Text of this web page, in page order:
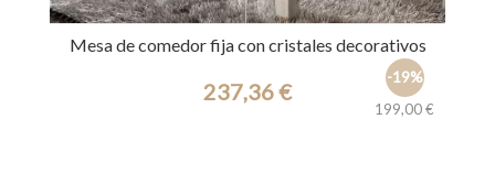
Mesa de comedor fija con cristales decorativos
-19%
199,00 €
237,36 €